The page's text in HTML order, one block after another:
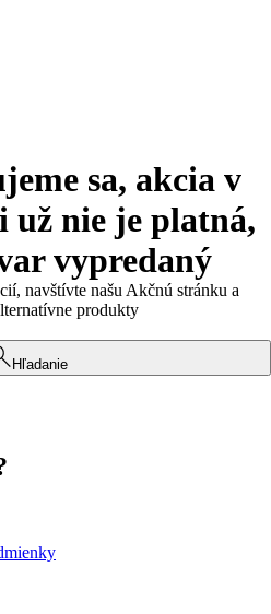
sa, akcia v
už nie je platná,
vypredaný
navštívte našu Akčnú stránku a
produkty
Hľadanie